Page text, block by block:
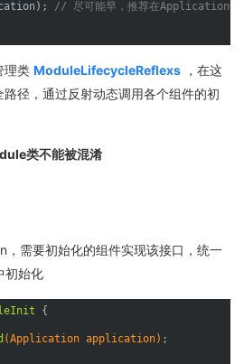
// 尽可能早，推荐在Application中
理类 ModuleLifecycleReflexs ，在这
径，通过反射动态调用各个组件的初
类不能被混淆
需要初始化的组件实现该接口，统一
初始化
{
(Application application) ;